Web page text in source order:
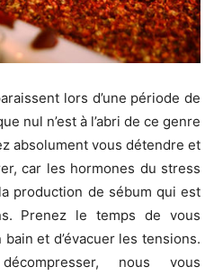
lors d’une période de
nul n’est à l’abri de ce genre
absolument vous détendre et
car les hormones du stress
production de sébum qui est
Prenez le temps de vous
et d’évacuer les tensions.
nous vous